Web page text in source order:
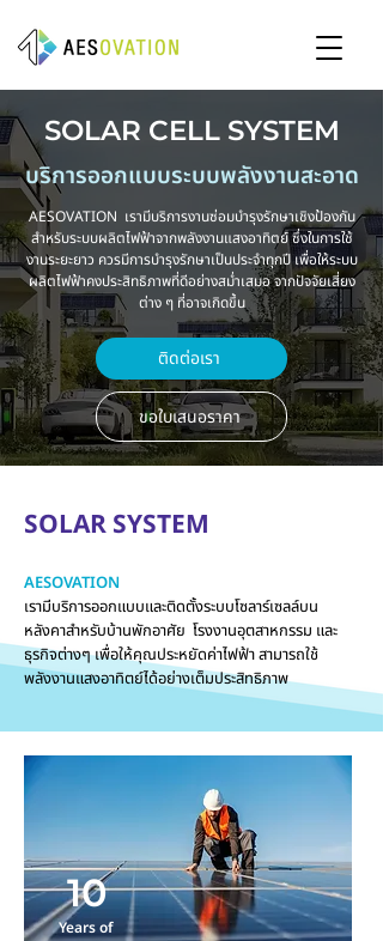
SOLAR CELL SYSTEM
บริการออกแบบระบบพลังงานสะอาด
AESOVATION เรามีบริการงานซ่อมบำรุงรักษาเชิงป้องกัน
สำหรับระบบผลิตไฟฟ้าจากพลังงานแสงอาทิตย์ ซึ่งในการใช้
งานระยะยาว ควรมีการบำรุงรักษาเป็นประจำทุกปี เพื่อให้ระบบ
ผลิตไฟฟ้าคงประสิทธิภาพที่ดีอย่างสม่ำเสมอ จากปัจจัยเสี่ยง
ต่าง ๆ ที่อาจเกิดขึ้น
ติดต่อเรา
ขอใบเสนอราคา
SOLAR SYSTEM
AESOVATION
เรามีบริการออกแบบและติดตั้งระบบโซลาร์เซลล์บน
หลังคาสำหรับบ้านพักอาศัย โรงงานอุตสาหกรรม และ
ธุรกิจต่างๆเพื่อให้คุณประหยัดค่าไฟฟ้า สามารถใช้
พลังงานแสงอาทิตย์ได้อย่างเต็มประสิทธิภาพ
10
Years of